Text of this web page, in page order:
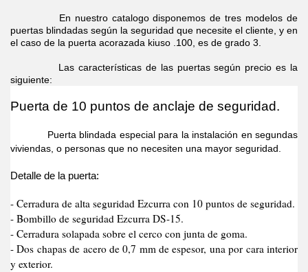
En nuestro catalogo disponemos de tres modelos de
puertas blindadas según la seguridad que necesite el cliente, y en
el caso de la puerta acorazada kiuso .100, es de grado 3.
Las características de las puertas según precio es la
siguiente:
Puerta de 10 puntos de anclaje de seguridad.
Puerta blindada especial para la instalación en segundas
viviendas, o personas que no necesiten una mayor seguridad.
Detalle de la puerta:
- Cerradura de alta seguridad Ezcurra con 10 puntos de seguridad.
- Bombillo de seguridad Ezcurra DS-15.
- Cerradura solapada sobre el cerco con junta de goma.
- Dos chapas de acero de 0,7 mm de espesor, una por cara interior
y exterior.